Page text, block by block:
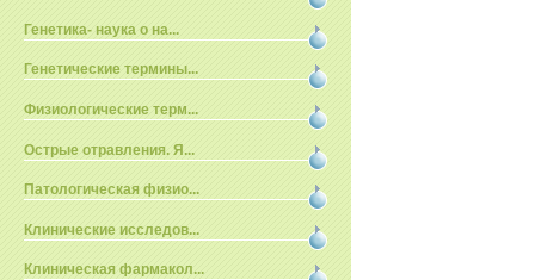
Генетика- наука о на...
Генетические термины...
Физиологические терм...
Острые отравления. Я...
Патологическая физио...
Клинические исследов...
Клиническая фармакол...